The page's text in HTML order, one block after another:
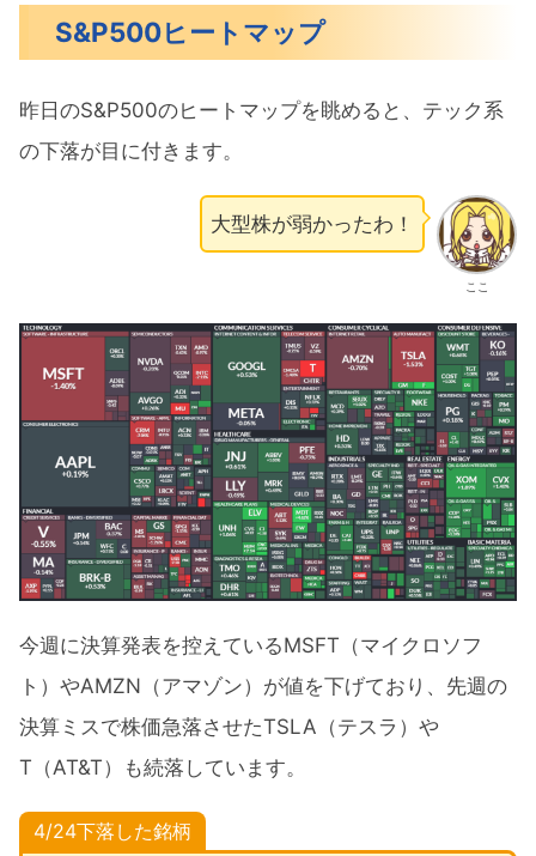
S&P500ヒートマップ
昨日のS&P500のヒートマップを眺めると、テック系
の下落が目に付きます。
ここ
大型株が弱かったわ！
今週に決算発表を控えているMSFT（マイクロソフ
ト）やAMZN（アマゾン）が値を下げており、先週の
決算ミスで株価急落させたTSLA（テスラ）や
T（AT&T）も続落しています。
4/24下落 した銘柄